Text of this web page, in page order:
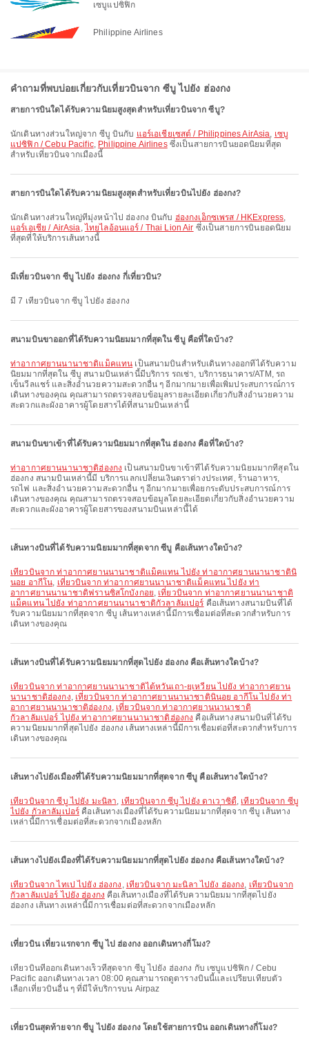
เซบูแปซิฟิก
Philippine Airlines
คำถามที่พบบ่อยเกี่ยวกับเที่ยวบินจาก ซีบู ไปยัง ฮ่องกง
สายการบินใดได้รับความนิยมสูงสุดสำหรับเที่ยวบินจาก ซีบู?
นักเดินทางส่วนใหญ่จาก ซีบู บินกับ แอร์เอเชียเซสต์ / Philippines AirAsia, เซบู
แปซิฟิก / Cebu Pacific, Philippine Airlinesซึ่งเป็นสายการบินยอดนิยมที่สุด
สำหรับเที่ยวบินจากเมืองนี้
สายการบินใดได้รับความนิยมสูงสุดสำหรับเที่ยวบินไปยัง ฮ่องกง?
นักเดินทางส่วนใหญ่ที่มุ่งหน้าไป ฮ่องกง บินกับ ฮ่องกงเอ็กซเพรส / HKExpress,
แอร์เอเชีย / AirAsia, ไทยไลอ้อนแอร์ / Thai Lion Air ซึ่งเป็นสายการบินยอดนิยม
ที่สุดที่ให้บริการเส้นทางนี้
มีเที่ยวบินจาก ซีบู ไปยัง ฮ่องกง กี่เที่ยวบิน?
มี 7 เที่ยวบินจาก ซีบู ไปยัง ฮ่องกง
สนามบินขาออกที่ได้รับความนิยมมากที่สุดใน ซีบู คือที่ใดบ้าง?
ท่าอากาศยานนานาชาติแม็คแทน เป็นสนามบินสำหรับเดินทางออกที่ได้รับความ
นิยมมากที่สุดใน ซีบู สนามบินเหล่านี้มีบริการ รถเช่า, บริการธนาคาร/ATM, รถ
เข็นวีลแชร์ และสิ่งอำนวยความสะดวกอื่น ๆ อีกมากมายเพื่อเพิ่มประสบการณ์การ
เดินทางของคุณ คุณสามารถตรวจสอบข้อมูลรายละเอียดเกี่ยวกับสิ่งอำนวยความ
สะดวกและผังอาคารผู้โดยสารได้ที่สนามบินเหล่านี้
สนามบินขาเข้าที่ได้รับความนิยมมากที่สุดใน ฮ่องกง คือที่ใดบ้าง?
ท่าอากาศยานนานาชาติฮ่องกง เป็นสนามบินขาเข้าที่ได้รับความนิยมมากที่สุดใน
ฮ่องกง สนามบินเหล่านี้มี บริการแลกเปลี่ยนเงินตราต่างประเทศ, ร้านอาหาร,
รถไฟ และสิ่งอำนวยความสะดวกอื่น ๆ อีกมากมายเพื่อยกระดับประสบการณ์การ
เดินทางของคุณ คุณสามารถตรวจสอบข้อมูลโดยละเอียดเกี่ยวกับสิ่งอำนวยความ
สะดวกและผังอาคารผู้โดยสารของสนามบินเหล่านี้ได้
เส้นทางบินที่ได้รับความนิยมมากที่สุดจาก ซีบู คือเส้นทางใดบ้าง?
เที่ยวบินจาก ท่าอากาศยานนานาชาติแม็คแทน ไปยัง ท่าอากาศยานนานาชาตินิ
นอย อากีโน, เที่ยวบินจาก ท่าอากาศยานนานาชาติแม็คแทน ไปยัง ท่า
อากาศยานนานาชาติฟรานซิสโกบังกอย, เที่ยวบินจาก ท่าอากาศยานนานาชาติ
แม็คแทน ไปยัง ท่าอากาศยานนานาชาติกัวลาลัมเปอร์ คือเส้นทางสนามบินที่ได้
รับความนิยมมากที่สุดจาก ซีบู เส้นทางเหล่านี้มีการเชื่อมต่อที่สะดวกสำหรับการ
เดินทางของคุณ
เส้นทางบินที่ได้รับความนิยมมากที่สุดไปยัง ฮ่องกง คือเส้นทางใดบ้าง?
เที่ยวบินจาก ท่าอากาศยานนานาชาติไต้หวันเถา-ยฺเหวียน ไปยัง ท่าอากาศยาน
นานาชาติฮ่องกง, เที่ยวบินจาก ท่าอากาศยานนานาชาตินินอย อากีโน ไปยัง ท่า
อากาศยานนานาชาติฮ่องกง, เที่ยวบินจาก ท่าอากาศยานนานาชาติ
กัวลาลัมเปอร์ ไปยัง ท่าอากาศยานนานาชาติฮ่องกง คือเส้นทางสนามบินที่ได้รับ
ความนิยมมากที่สุดไปยัง ฮ่องกง เส้นทางเหล่านี้มีการเชื่อมต่อที่สะดวกสำหรับการ
เดินทางของคุณ
เส้นทางไปยังเมืองที่ได้รับความนิยมมากที่สุดจาก ซีบู คือเส้นทางใดบ้าง?
เที่ยวบินจาก ซีบู ไปยัง มะนิลา, เที่ยวบินจาก ซีบู ไปยัง ดาเวาซิตี้, เที่ยวบินจาก ซีบู
ไปยัง กัวลาลัมเปอร์ คือเส้นทางเมืองที่ได้รับความนิยมมากที่สุดจาก ซีบู เส้นทาง
เหล่านี้มีการเชื่อมต่อที่สะดวกจากเมืองหลัก
เส้นทางไปยังเมืองที่ได้รับความนิยมมากที่สุดไปยัง ฮ่องกง คือเส้นทางใดบ้าง?
เที่ยวบินจาก ไทเป ไปยัง ฮ่องกง , เที่ยวบินจาก มะนิลา ไปยัง ฮ่องกง, เที่ยวบินจาก
กัวลาลัมเปอร์ ไปยัง ฮ่องกง คือเส้นทางเมืองที่ได้รับความนิยมมากที่สุดไปยัง
ฮ่องกง เส้นทางเหล่านี้มีการเชื่อมต่อที่สะดวกจากเมืองหลัก
เที่ยวบิน เที่ยวแรกจาก ซีบู ไป ฮ่องกง ออกเดินทางกี่โมง?
เที่ยวบินที่ออกเดินทางเร็วที่สุดจาก ซีบู ไปยัง ฮ่องกง กับ เซบูแปซิฟิก / Cebu
Pacific ออกเดินทางเวลา 08:00 คุณสามารถดูตารางบินนี้และเปรียบเทียบตัว
เลือกเที่ยวบินอื่น ๆ ที่มีให้บริการบน Airpaz
เที่ยวบินสุดท้ายจาก ซีบู ไปยัง ฮ่องกง โดยใช้สายการบิน ออกเดินทางกี่โมง?